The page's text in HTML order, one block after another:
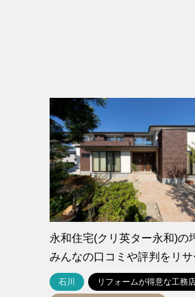
永和住宅(クリ英ター永和)の
みんなの口コミや評判をリサ
石川 リフォームが得意な工務